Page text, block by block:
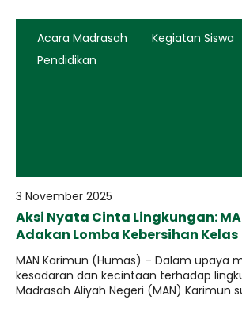
Acara Madrasah Kegiatan Siswa
Pendidikan
3 November 2025
Aksi Nyata Cinta Lingkungan:
Adakan Lomba Kebersihan Kelas
​MAN Karimun (Humas) – Dalam upaya
kesadaran dan kecintaan terhadap
Madrasah Aliyah Negeri (MAN) Karimun